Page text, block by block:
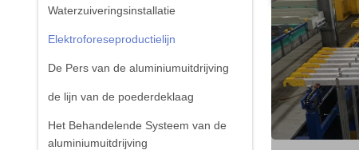
Waterzuiveringsinstallatie
Elektroforeseproductielijn
De Pers van de aluminiumuitdrijving
de lijn van de poederdeklaag
Het Behandelende Systeem van de
aluminiumuitdrijving